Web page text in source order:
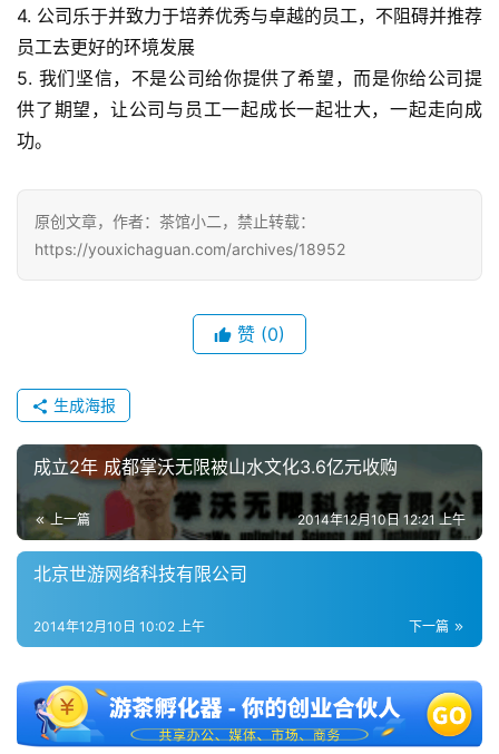
手
机
游
戏
单
机
游
游
戏
0
5
第
三
金
茶
奖
4. 公司乐于并致力于培养优秀与卓越的员工，不阻碍并推荐
员工去更好的环境发展
5. 我们坚信，不是公司给你提供了希望，而是你给公司提
供了期望，让公司与员工一起成长一起壮大，一起走向成
功。
原创文章，作者：茶馆小二，禁止转载：
https://youxichaguan.com/archives/18952
赞 (0)
生成海报
成立2年 成都掌沃无限被山水文化3.6亿元收购
上一篇 2014年12月10日 12:21 上午
北京世游网络科技有限公司
下一篇
2014年12月10日 10:02 上午